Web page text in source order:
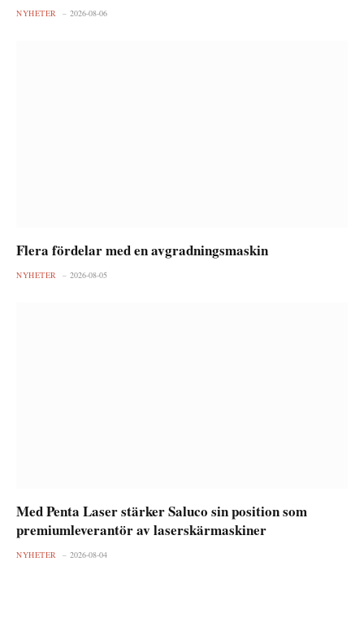
NYHETER 2026-08-06
Flera fördelar med en avgradningsmaskin
NYHETER 2026-08-05
Med Penta Laser stärker Saluco sin position som
premiumleverantör av laserskärmaskiner
NYHETER 2026-08-04